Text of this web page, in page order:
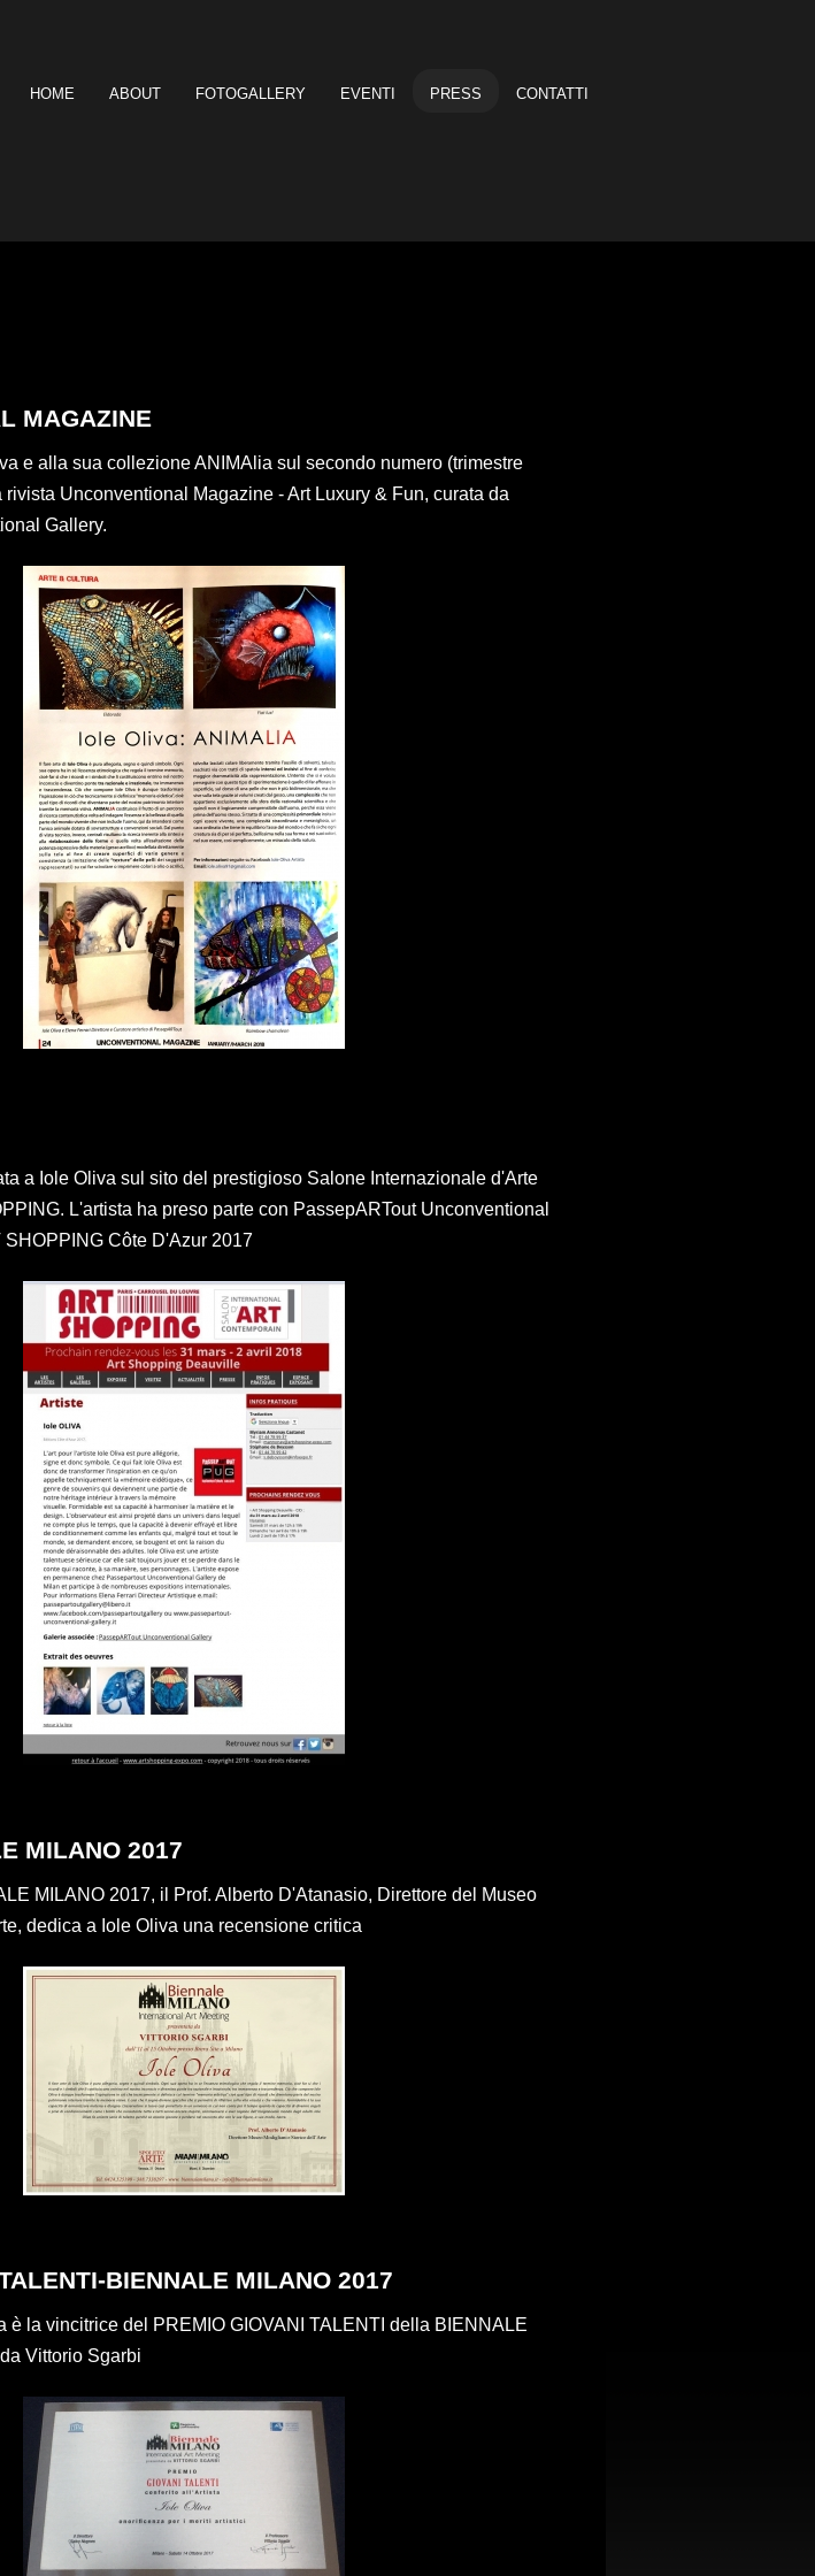
HOME ABOUT FOTOGALLERY EVENTI PRESS CONTATTI
MAGAZINE
e alla sua collezione ANIMAlia sul secondo numero (trimestre
Unconventional Magazine - Art Luxury & Fun, curata da
Gallery.
a Iole Oliva sul sito del prestigioso Salone Internazionale d'Arte
L'artista ha preso parte con PassepARTout Unconventional
Côte D'Azur 2017
MILANO 2017
MILANO 2017, il Prof. Alberto D'Atanasio, Direttore del Museo
dedica a Iole Oliva una recensione critica
BIENNALE MILANO 2017
è la vincitrice del PREMIO GIOVANI TALENTI della BIENNALE
Vittorio Sgarbi